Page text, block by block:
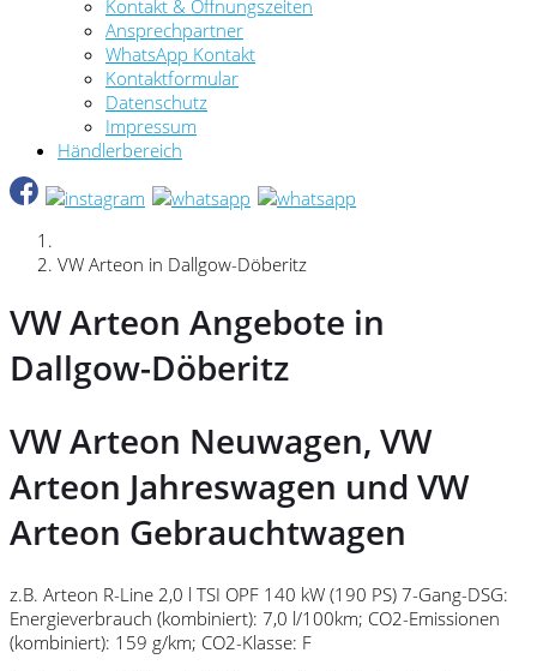
Kontakt & Öffnungszeiten
Ansprechpartner
WhatsApp Kontakt
Kontaktformular
Datenschutz
Impressum
Händlerbereich
VW Arteon in Dallgow-Döberitz
VW Arteon Angebote in
Dallgow-Döberitz
VW Arteon Neuwagen, VW
Arteon Jahreswagen und VW
Arteon Gebrauchtwagen
z.B. Arteon R-Line 2,0 l TSI OPF 140 kW (190 PS) 7-Gang-DSG:
Energieverbrauch (kombiniert): 7,0 l/100km; CO2-Emissionen
(kombiniert): 159 g/km; CO2-Klasse: F